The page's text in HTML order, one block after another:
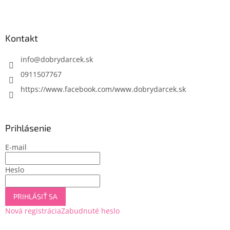
Kontakt
info@dobrydarcek.sk
0911507767
https://www.facebook.com/www.dobrydarcek.sk
Prihlásenie
E-mail
Heslo
PRIHLÁSIŤ SA
Nová registráciaZabudnuté heslo